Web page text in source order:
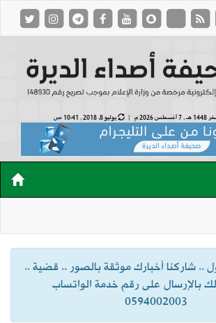
7 أغسطس 2026 م | يوليو 8, 2018 , 10:41 ص
.. شاركنا أخبارك موثقة بالصور .. قضية ..
بالإرسال على رقم خدمة الواتساب
0594002003